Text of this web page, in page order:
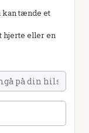
kan tænde et
hjerte eller en